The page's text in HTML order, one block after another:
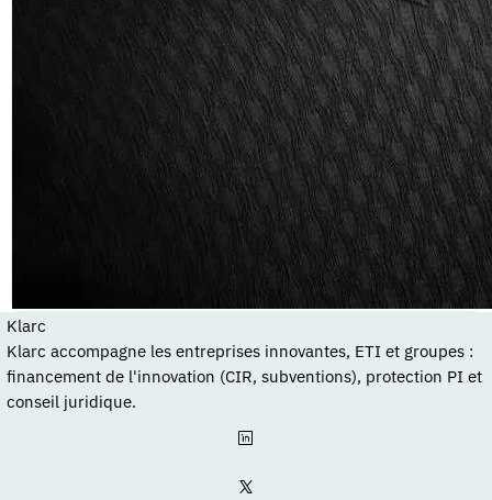
Klarc
Klarc accompagne les entreprises innovantes, ETI et groupes :
financement de l'innovation (CIR, subventions), protection PI et
conseil juridique.